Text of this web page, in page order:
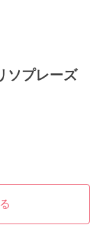
ソプレーズ